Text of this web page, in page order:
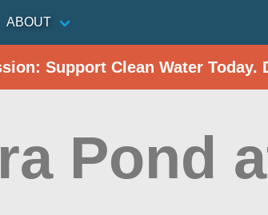
ABOUT
Support Clean Water Today.
Pond